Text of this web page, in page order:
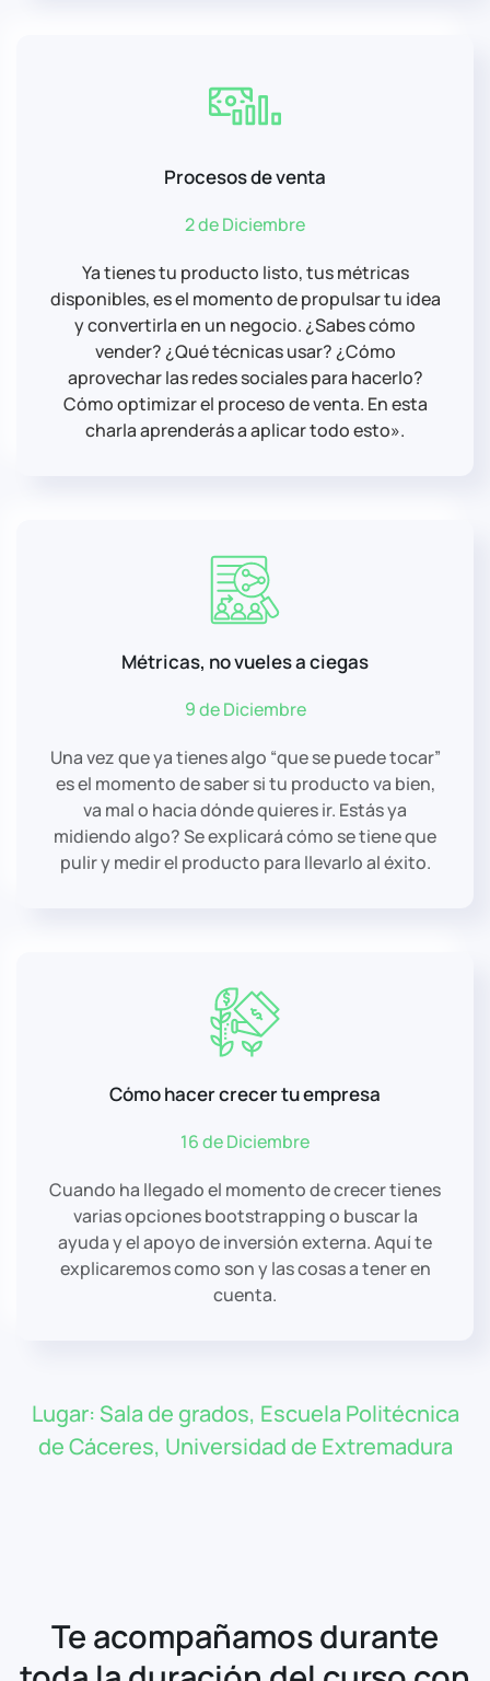
Procesos de venta
2 de Diciembre
Ya tienes tu producto listo, tus métricas
disponibles, es el momento de propulsar tu idea
y convertirla en un negocio. ¿Sabes cómo
vender? ¿Qué técnicas usar? ¿Cómo
aprovechar las redes sociales para hacerlo?
Cómo optimizar el proceso de venta. En esta
charla aprenderás a aplicar todo esto».
Métricas, no vueles a ciegas
9 de Diciembre
Una vez que ya tienes algo “que se puede tocar”
es el momento de saber si tu producto va bien,
va mal o hacia dónde quieres ir. Estás ya
midiendo algo? Se explicará cómo se tiene que
pulir y medir el producto para llevarlo al éxito.
Cómo hacer crecer tu empresa
16 de Diciembre
Cuando ha llegado el momento de crecer tienes
varias opciones bootstrapping o buscar la
ayuda y el apoyo de inversión externa. Aquí te
explicaremos como son y las cosas a tener en
cuenta.
Lugar: Sala de grados, Escuela Politécnica
de Cáceres, Universidad de Extremadura
Te acompañamos durante